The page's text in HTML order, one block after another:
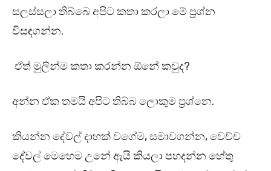
සලස්සලා තිබ්බෙ අපිට කතා කරලා මේ ප්‍රශ්න
විසඳගන්න.
ඒත් මුලින්ම කතා කරන්න ඕනේ කවුද?
අන්න ඒක තමයි අපිට තිබ්බ ලොකුම ප්‍රශ්නෙ.
කියන්න දේවල් දාහක් වගේම, සමාවගන්න, වෙච්ච
දේවල් මෙහෙම උනේ ඇයි කියලා පහදන්න හේතු